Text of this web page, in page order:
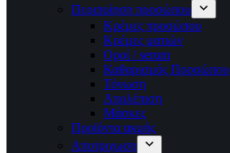
Περιποίηση προσώπου
Κρέμες προσώπου
Κρέμες ματιών
Οροί / serum
Καθαρισμός Προσώπου
Τόνωση
Απολέπιση
Μάσκες
Προϊόντα ακμής
Αποτριχωση